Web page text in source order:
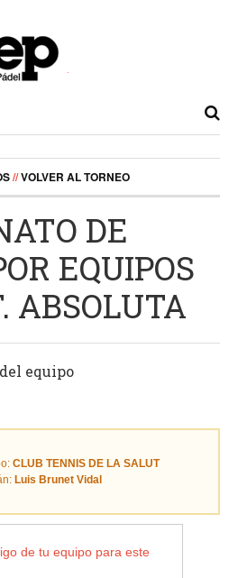
//VOLVER AL TORNEO
DE
EQUIPOS
ABSOLUTA
equipo
CLUB TENNIS DE LA SALUT
Luis Brunet Vidal
de tu equipo para este